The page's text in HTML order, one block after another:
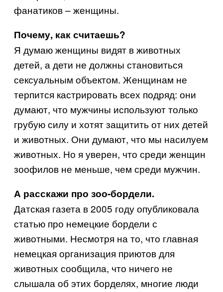
фанатиков – женщины.
Почему, как считаешь?
Я думаю женщины видят в животных
детей, а дети не должны становиться
сексуальным объектом. Женщинам не
терпится кастрировать всех подряд: они
думают, что мужчины используют только
грубую силу и хотят защитить от них детей
и животных. Они думают, что мы насилуем
животных. Но я уверен, что среди женщин
зоофилов не меньше, чем среди мужчин.
А расскажи про зоо-бордели.
Датская газета в 2005 году опубликовала
статью про немецкие бордели с
животными. Несмотря на то, что главная
немецкая организация приютов для
животных сообщила, что ничего не
слышала об этих борделях, многие люди